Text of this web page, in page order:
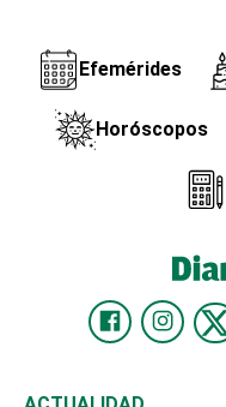
Efemérides
Horóscopos